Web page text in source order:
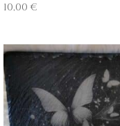
10,00€